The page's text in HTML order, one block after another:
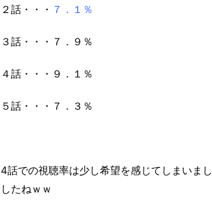
２話・・・ ７．１％
３話・・・７．９％
４話・・・９．１％
５話・・・７．３％
4話での視聴率は少し希望を感じてしまいま
したねｗｗ